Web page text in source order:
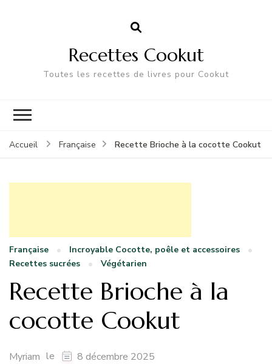
Recettes Cookut
Toutes les recettes de livres pour Cookut
Accueil Française Recette Brioche à la cocotte Cookut
Française
Incroyable Cocotte, poêle et accessoires
Recettes sucrées
Végétarien
Recette Brioche à la
cocotte Cookut
Myriam le 8 décembre 2025